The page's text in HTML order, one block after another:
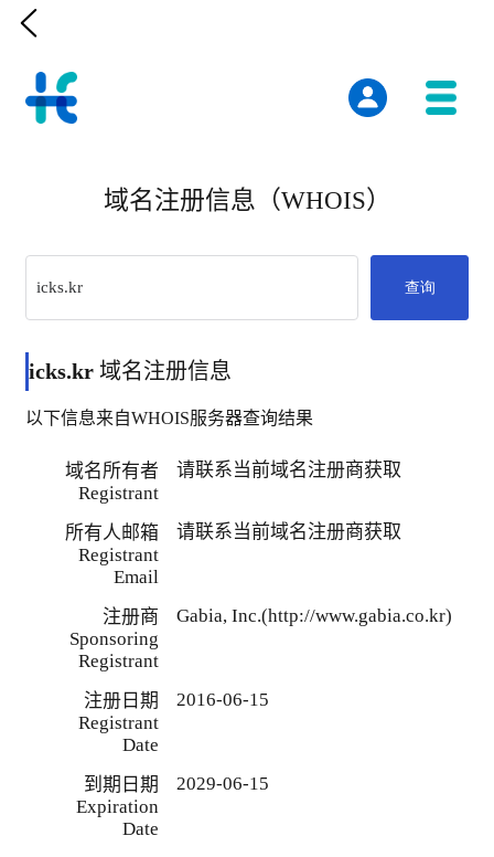

域名注册信息（WHOIS）
查询
icks.kr 域名注册信息
以下信息来自WHOIS服务器查询结果
域名所有者
Registrant
请联系当前域名注册商获取
所有人邮箱
Registrant
Email
请联系当前域名注册商获取
注册商
Sponsoring
Registrant
Gabia, Inc.(http://www.gabia.co.kr)
注册日期
Registrant
Date
2016-06-15
到期日期
Expiration
Date
2029-06-15